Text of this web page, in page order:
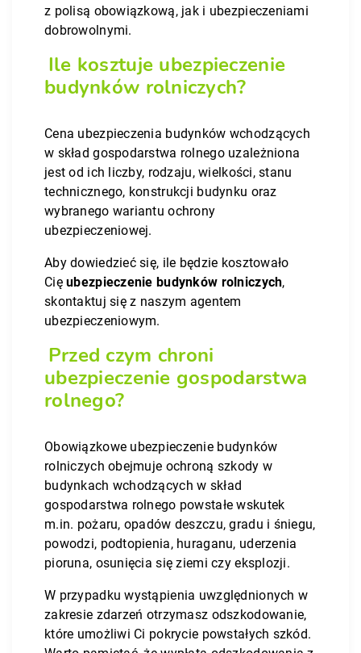
z polisą obowiązkową, jak i ubezpieczeniami
dobrowolnymi.
Ile kosztuje ubezpieczenie
budynków rolniczych?
Cena ubezpieczenia budynków wchodzących
w skład gospodarstwa rolnego uzależniona
jest od ich liczby, rodzaju, wielkości, stanu
technicznego, konstrukcji budynku oraz
wybranego wariantu ochrony
ubezpieczeniowej.
Aby dowiedzieć się, ile będzie kosztowało
Cięubezpieczenie budynków rolniczych,
skontaktuj się z naszym agentem
ubezpieczeniowym.
Przed czym chroni
ubezpieczenie gospodarstwa
rolnego?
Obowiązkowe ubezpieczenie budynków
rolniczych obejmuje ochroną szkody w
budynkach wchodzących w skład
gospodarstwa rolnego powstałe wskutek
m.in. pożaru, opadów deszczu, gradu i śniegu,
powodzi, podtopienia, huraganu, uderzenia
pioruna, osunięcia się ziemi czy eksplozji.
W przypadku wystąpienia uwzględnionych w
zakresie zdarzeń otrzymasz odszkodowanie,
które umożliwi Ci pokrycie powstałych szkód.